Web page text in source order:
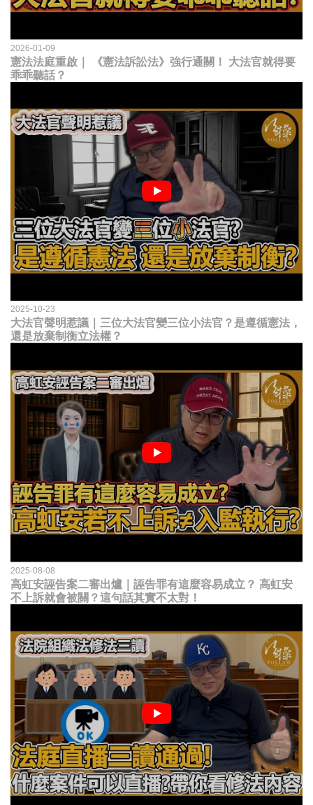
2026-01-09
憲法法庭重啟｜ 《憲法訴訟法》強行通關！ 大法官就得要
乖乖聽話？
2025-10-23
大法官聲明惹議｜三位大法官變三位小法官？是遵循憲法，
還是放棄制衡立法權？
2025-08-08
高虹安誣告案二審出爐｜誣告罪有這麼容易成立？ 高虹安
不上訴就會被關？這句話其實不太對！